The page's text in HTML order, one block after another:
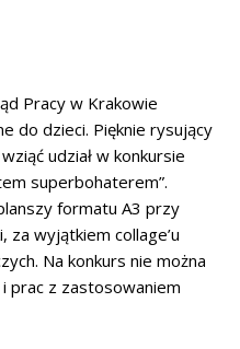
Pracy w Krakowie
do dzieci. Pięknie rysujący
udział w konkursie
superbohaterem”.
formatu A3 przy
za wyjątkiem collage’u
Na konkurs nie można
prac z zastosowaniem